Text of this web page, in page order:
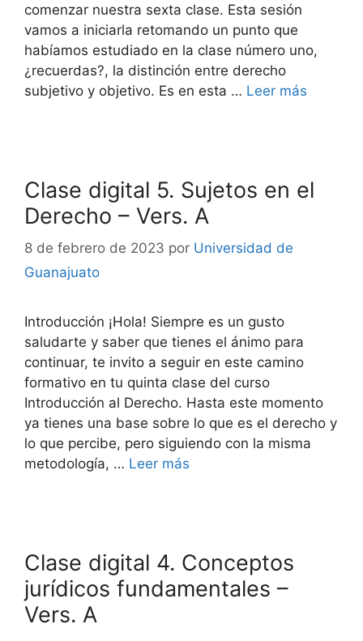
comenzar nuestra sexta clase. Esta sesión
vamos a iniciarla retomando un punto que
habíamos estudiado en la clase número uno,
¿recuerdas?, la distinción entre derecho
subjetivo y objetivo. Es en esta … Leer más
Clase digital 5. Sujetos en el
Derecho – Vers. A
8 de febrero de 2023 por Universidad de
Guanajuato
Introducción ¡Hola! Siempre es un gusto
saludarte y saber que tienes el ánimo para
continuar, te invito a seguir en este camino
formativo en tu quinta clase del curso
Introducción al Derecho. Hasta este momento
ya tienes una base sobre lo que es el derecho y
lo que percibe, pero siguiendo con la misma
metodología, … Leer más
Clase digital 4. Conceptos
jurídicos fundamentales –
Vers. A